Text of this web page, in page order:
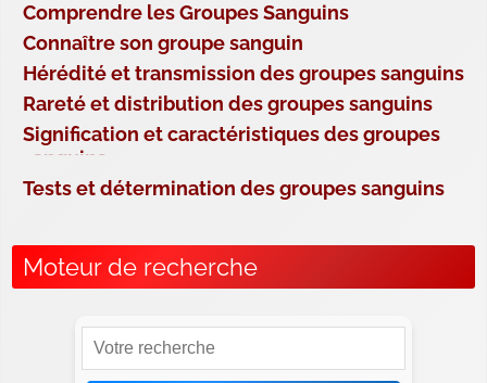
Comprendre les Groupes Sanguins
Connaître son groupe sanguin
Hérédité et transmission des groupes sanguins
Rareté et distribution des groupes sanguins
Signification et caractéristiques des groupes
sanguins
Tests et détermination des groupes sanguins
Moteur de recherche